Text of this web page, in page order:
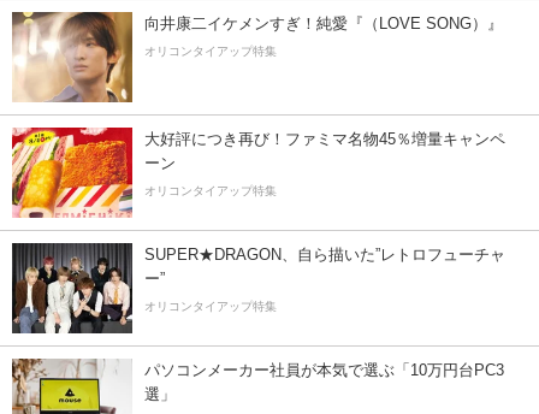
向井康二イケメンすぎ！純愛『（LOVE SONG）』
オリコンタイアップ特集
大好評につき再び！ファミマ名物45％増量キャンペ
ーン
オリコンタイアップ特集
SUPER★DRAGON、自ら描いた”レトロフューチャ
ー”
オリコンタイアップ特集
パソコンメーカー社員が本気で選ぶ「10万円台PC3
選」